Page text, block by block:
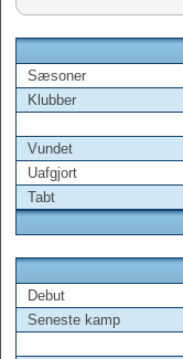
Sæsoner
Klubber
Vundet
Uafgjort
Tabt
Debut
Seneste kamp